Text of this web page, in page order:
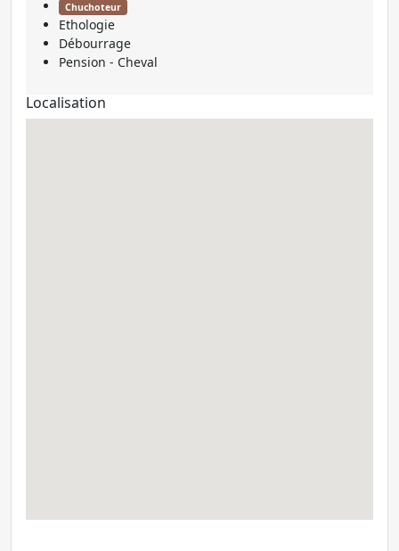
Chuchoteur
Ethologie
Débourrage
Pension - Cheval
Localisation